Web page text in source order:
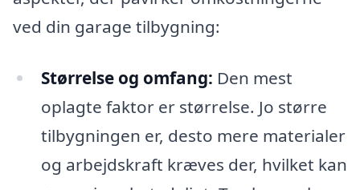
ved din garage tilbygning:
Størrelse og omfang: Den mest
oplagte faktor er størrelse. Jo større
tilbygningen er, desto mere materialer
og arbejdskraft kræves der, hvilket kan